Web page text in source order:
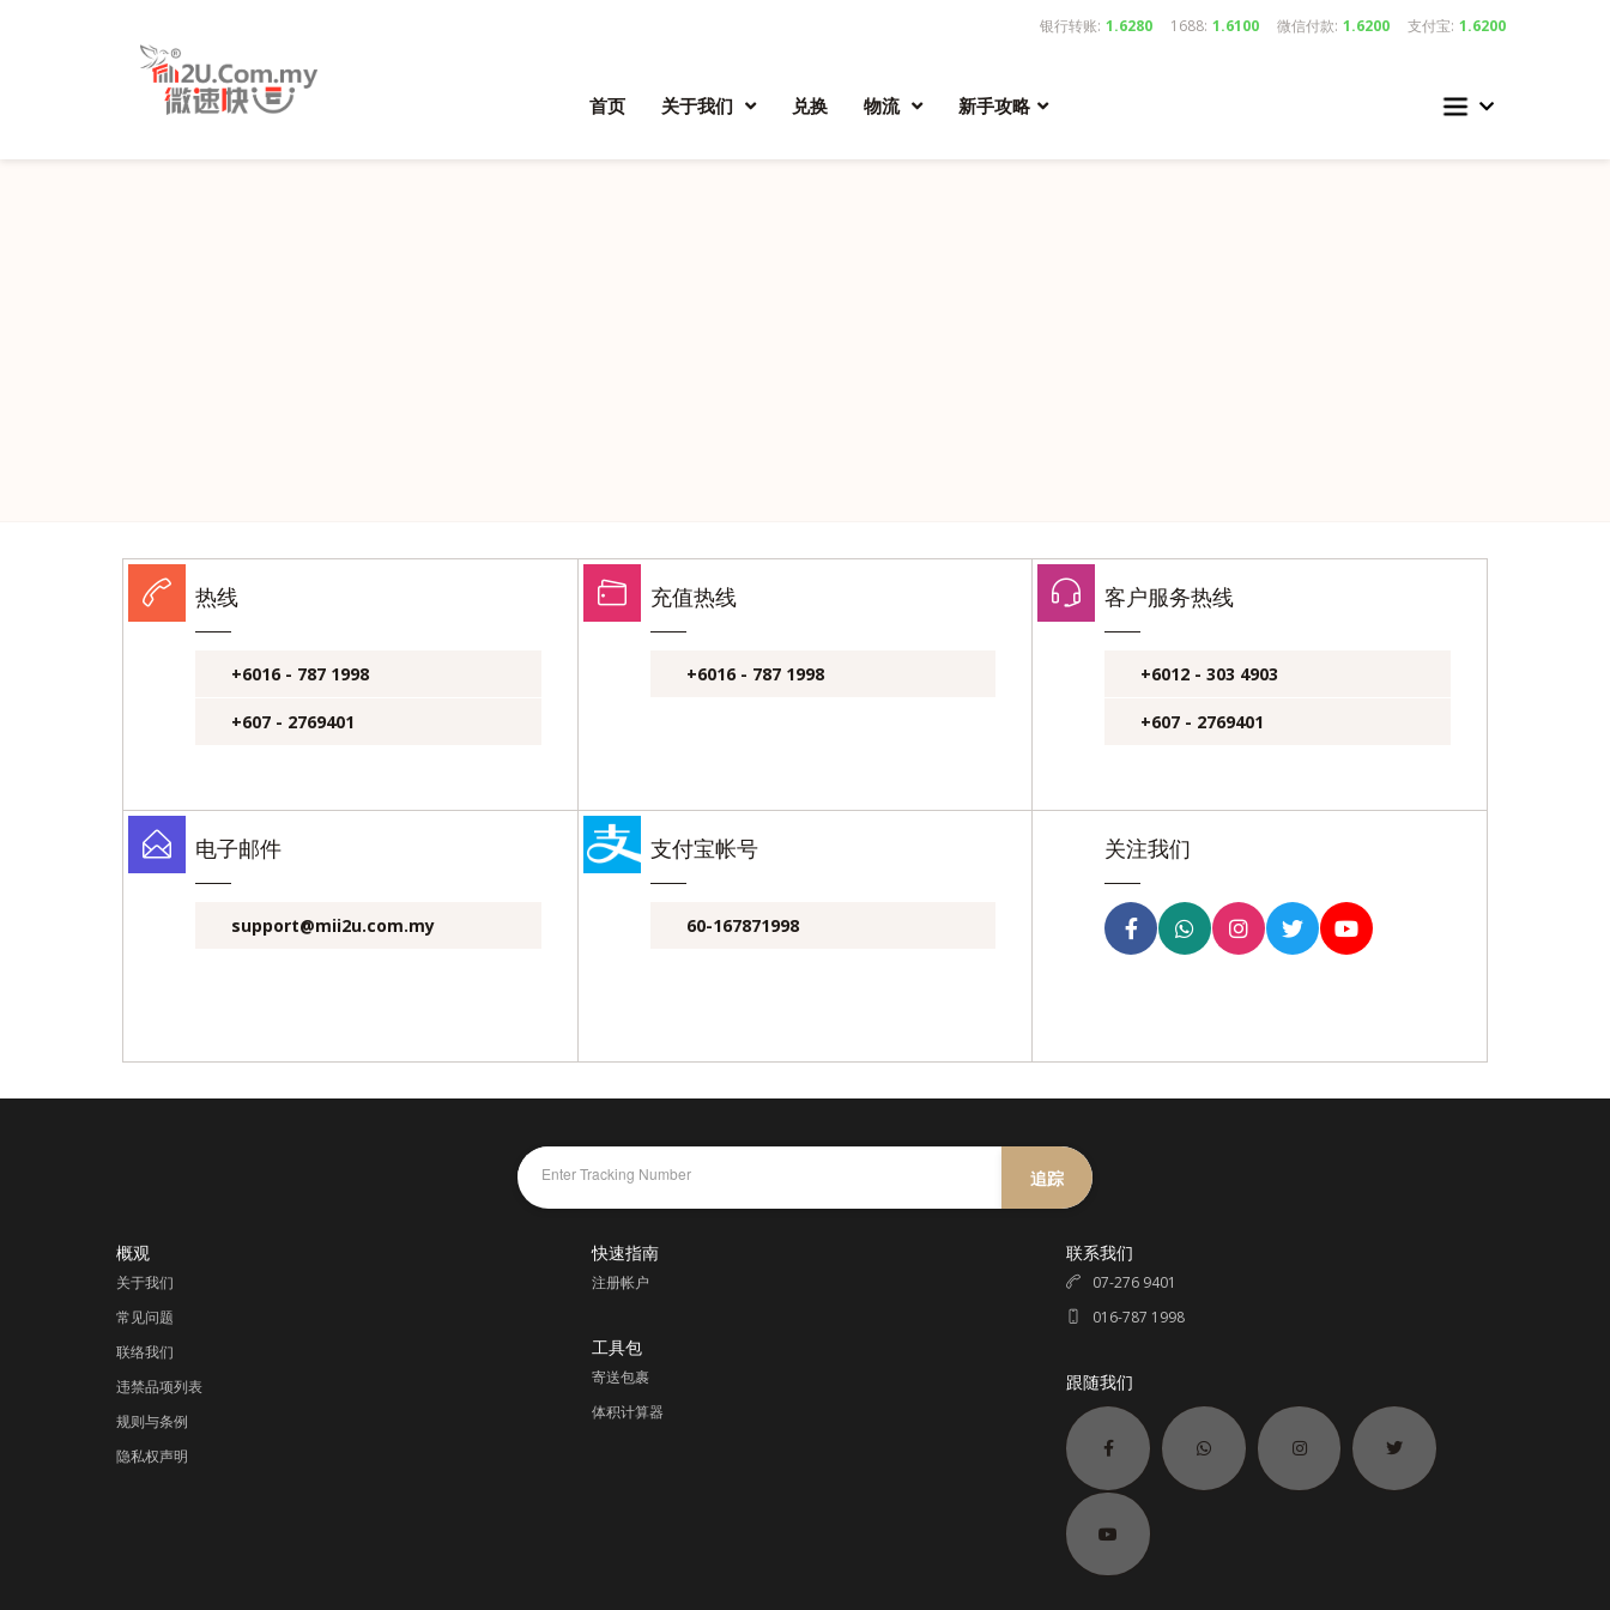
银行转账: 1.6280 1688: 1.6100 微信付款: 1.6200 支付宝: 1.6200
首页 关于我们 兑换 物流 新手攻略
热线
+6016 - 787 1998
+607 - 2769401
充值热线
+6016 - 787 1998
客户服务热线
+6012 - 303 4903
+607 - 2769401
电子邮件
support@mii2u.com.my
支付宝帐号
60-167871998
关注我们
追踪
概观
关于我们
常见问题
联络我们
违禁品项列表
规则与条例
隐私权声明
快速指南
注册帐户
工具包
寄送包裹
体积计算器
联系我们
07-276 9401
016-787 1998
跟随我们